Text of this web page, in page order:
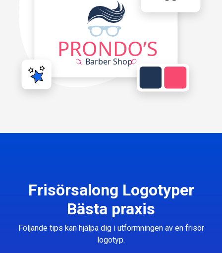
Frisörsalong Logotyper
Bästa praxis
Följande tips kan hjälpa dig i utformningen av en frisör
logotyp.